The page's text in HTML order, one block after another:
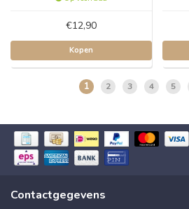
€12,90
Kopen
1 2 3 4 5
Contactgegevens